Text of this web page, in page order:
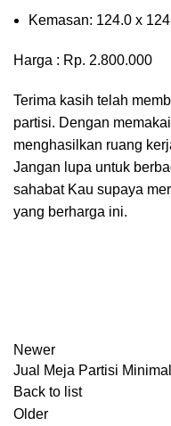
Kеmаѕаn: 124.0 x
Harga : Rp. 2.800.000
Terima kasih telah
partisi. Dengan
menghasilkan ruang
Jangan lupa untuk
sahabat Kau supaya
yang berharga ini.
Newer
Jual Meja Partisi
Back to list
Older